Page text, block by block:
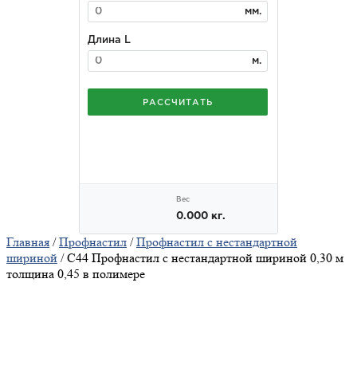
Главная /Профнастил /Профнастил с нестандартной
шириной / С44 Профнастил с нестандартной шириной 0,30 м
толщина 0,45 в полимере